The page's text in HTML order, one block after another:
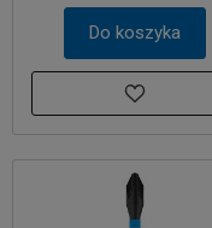
Do koszyka